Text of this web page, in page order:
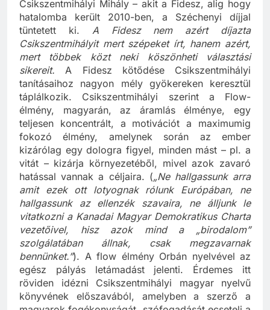
Csikszentmihályi Mihály – akit a Fidesz, alig hogy
hatalomba került 2010-ben, a Széchenyi díjjal
tüntetett ki. A Fidesz nem azért díjazta
Csikszentmihályit mert szépeket írt, hanem azért,
mert többek közt neki köszönheti választási
sikereit. A Fidesz kötődése Csikszentmihályi
tanításaihoz nagyon mély gyökereken keresztül
táplálkozik. Csikszentmihályi szerint a Flow-
élmény, magyarán, az áramlás élménye, egy
teljesen koncentrált, a motivációt a maximumig
fokozó élmény, amelynek során az ember
kizárólag egy dologra figyel, minden mást – pl. a
vitát – kizárja környezetéből, mivel azok zavaró
hatással vannak a céljaira. („Ne hallgassunk arra
amit ezek ott lotyognak rólunk Európában, ne
hallgassunk az ellenzék szavaira, ne álljunk le
vitatkozni a Kanadai Magyar Demokratikus Charta
vezetőivel, hisz azok mind a „birodalom”
szolgálatában állnak, csak megzavarnak
bennünket.”). A flow élmény Orbán nyelvével az
egész pályás letámadást jelenti. Érdemes itt
röviden idézni Csikszentmihályi magyar nyelvű
könyvének előszavából, amelyben a szerző a